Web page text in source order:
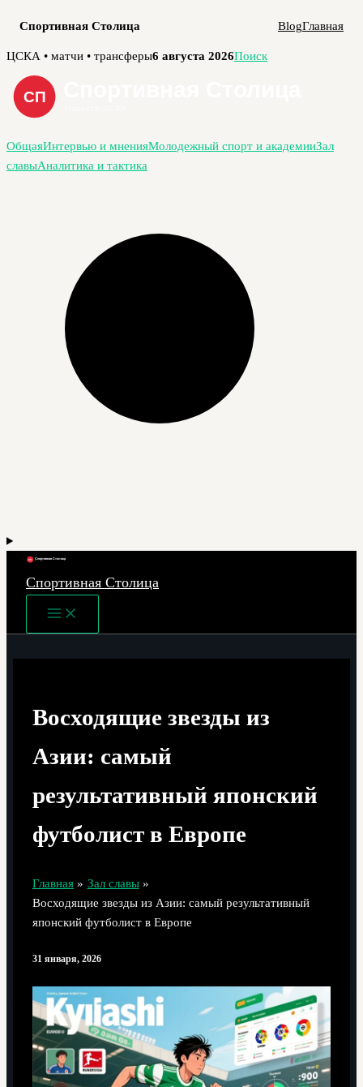
Спортивная Столица BlogГлавная
Перейти
содержимому
ЦСКА • матчи • трансферы6 августа 2026Поиск
ОбщаяИнтервью и мненияМолодежный спорт и академииЗал
славыАналитика и тактика
Спортивная Столица
Main
Menu
Восходящие звезды из
Азии: самый
результативный японский
футболист в Европе
Главная
Зал славы
Восходящие звезды из Азии: самый результативный
японский футболист в Европе
31 января, 2026